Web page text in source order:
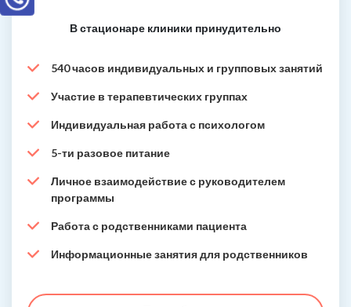
В стационаре клиники принудительно
540 часов индивидуальных и групповых занятий
Участие в терапевтических группах
Индивидуальная работа с психологом
5-ти разовое питание
Личное взаимодействие с руководителем
программы
Работа с родственниками пациента
Информационные занятия для родственников